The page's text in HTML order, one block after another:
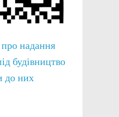
надання
будівництво
до них